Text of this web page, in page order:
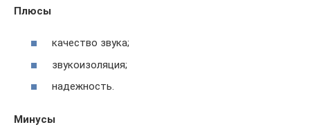
Плюсы
качество звука;
звукоизоляция;
надежность.
Минусы